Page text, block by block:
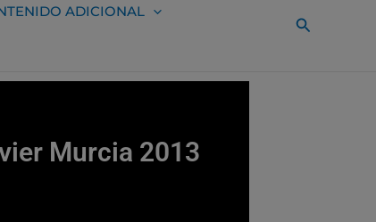
ADICIONAL
Buscar
Murcia 2013